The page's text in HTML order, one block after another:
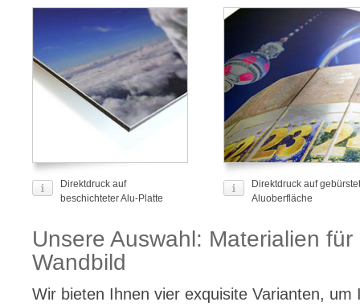
Direktdruck auf
beschichteter Alu-Platte
Direktdruck auf
Aluoberfläche
Unsere Auswahl: Materialien
Wandbild
Wir bieten Ihnen vier exquisite Varianten, um